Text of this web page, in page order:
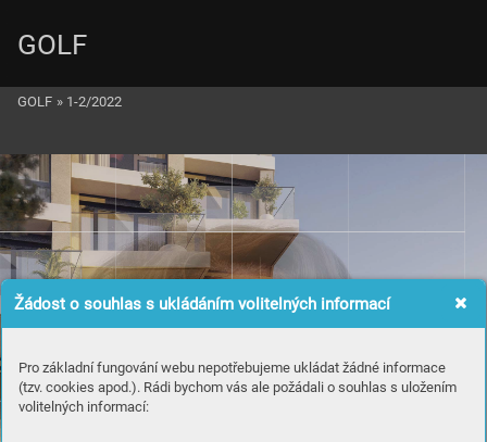
Žádost o souhlas s ukládáním volitelných informací
Pro základní fungování webu nepotřebujeme ukládat žádné informace
(tzv. cookies apod.). Rádi bychom vás ale požádali o souhlas s uložením
volitelných informací:
GOLF
GOLF » 1-2/2022